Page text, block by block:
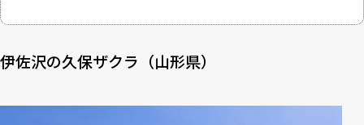
伊佐沢の久保ザクラ（山形県）